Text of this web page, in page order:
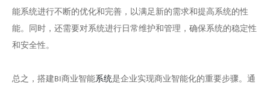
能系统进行不断的优化和完善，以满足新的需求和提高系统的性
能。同时，还需要对系统进行日常维护和管理，确保系统的稳定性
和安全性。
总之，搭建BI商业智能系统是企业实现商业智能化的重要步骤。通